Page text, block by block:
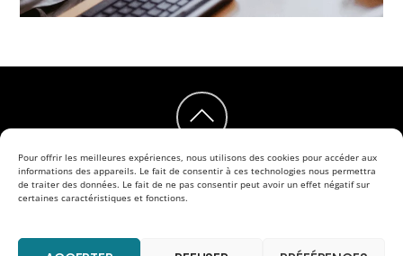
Pour offrir les meilleures expériences, nous utilisons des cookies pour accéder aux
informations des appareils. Le fait de consentir à ces technologies nous permettra
de traiter des données. Le fait de ne pas consentir peut avoir un effet négatif sur
certaines caractéristiques et fonctions.
Back
to
FacebookLinkedInInstagram